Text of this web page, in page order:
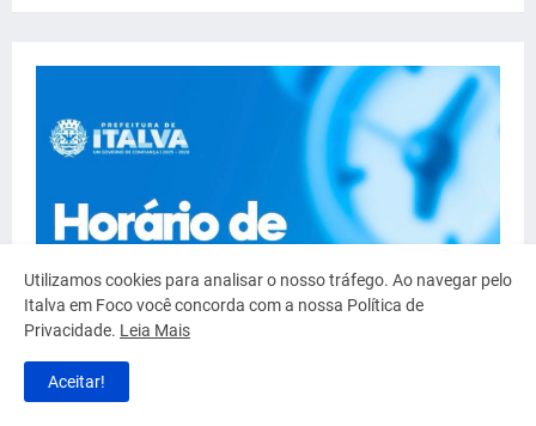
Utilizamos cookies para analisar o nosso tráfego. Ao navegar pelo
Italva em Foco você concorda com a nossa Política de
Privacidade. Leia Mais
Aceitar!